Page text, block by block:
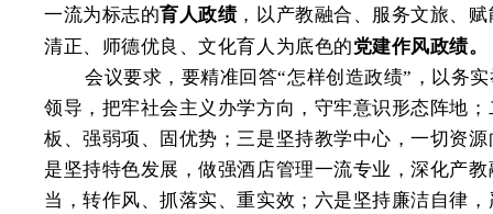
一流为标志的育人政绩，以产教融合、服务文旅、
清正、师德优良、文化育人为底色的党建作风政绩。
会议要求，要精准回答“怎样创造政绩”，以务
领导，把牢社会主义办学方向，守牢意识形态阵地
板、强弱项、固优势；三是坚持教学中心，一切资
是坚持特色发展，做强酒店管理一流专业，深化产
当，转作风、抓落实、重实效；六是坚持廉洁自律